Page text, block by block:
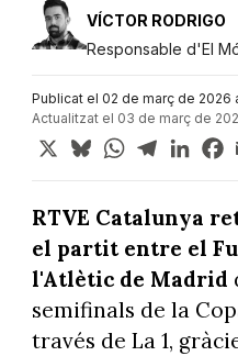
VÍCTOR RODRIGO
Responsable d'El
Publicat el 02 de març de 2026
Actualitzat el 03 de març de
X BlueskyWhatsApp
Telegram
RTVE Catalunya
el partit entre el
l'Atlètic de Madrid
semifinals de la
través de La 1,